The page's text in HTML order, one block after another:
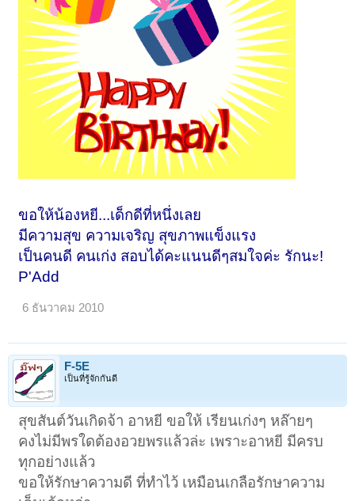
ขอให้น้องหยี...เด็กดีที่หนึ่งเลย
มีความสุข ความเจริญ สุขภาพแข็งแรง
เป็นคนดี คนเก่ง สอบได้คะแนนดีๆสมใจค่ะ รักนะ!
P'Add
6 ธันวาคม 2010
F-5E
เป็นที่รู้จักกันดี
สุขสันต์วันเกิดจ้า อาหยี ขอให้ เรียนเก่งๆ หล๊ายๆ
คงไม่มีพรใดต้องอวยพรแล้วล่ะ เพราะอาหยี มีครบ
ทุกอย่างแล้ว
ขอให้รักษาความดี ที่ทำไว้ เหมือนเกลือรักษาความ